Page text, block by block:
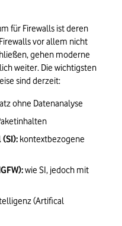
für Firewalls ist deren
vor allem nicht
gehen moderne
weiter. Die wichtigsten
sind derzeit:
ohne Datenanalyse
kontextbezogene
wie SI, jedoch mit
(Artifical